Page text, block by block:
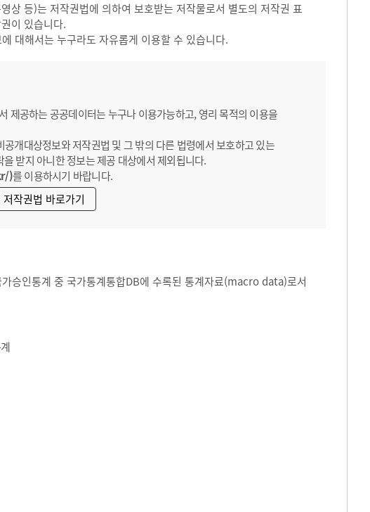
상 등)는 저작권법에 의하여 보호받는 저작물로서 별도의 저작권 표
이 있습니다.
대해서는 누구라도 자유롭게 이용할 수 있습니다.
제공하는 공공데이터는 누구나 이용가능하고, 영리 목적의 이용을
개대상정보와 저작권법 및 그 밖의 다른 법령에서 보호하고 있는
받지 아니한 정보는 제공 대상에서 제외됩니다.
)를 이용하시기 바랍니다.
저작권법 바로가기
승인통계 중 국가통계통합DB에 수록된 통계자료(macro data)로서